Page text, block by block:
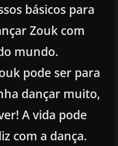
básicos para
Zouk com
mundo.
pode ser para
dançar muito,
A vida pode
com a dança.